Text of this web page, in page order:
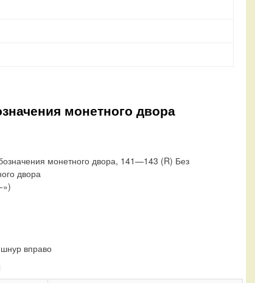
монетного двора
монетного двора, 141—143 (R) Без
двора
шнур вправо